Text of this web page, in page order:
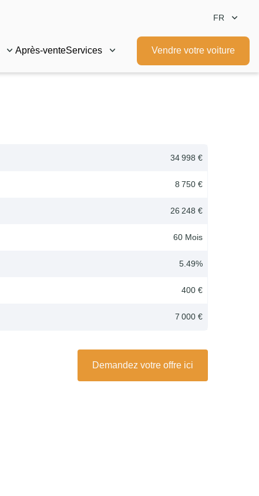
FR
Après-venteServices Vendre votre voiture
34 998 €
8 750 €
26 248 €
60 Mois
5.49%
400 €
7 000 €
Demandez votre offre ici